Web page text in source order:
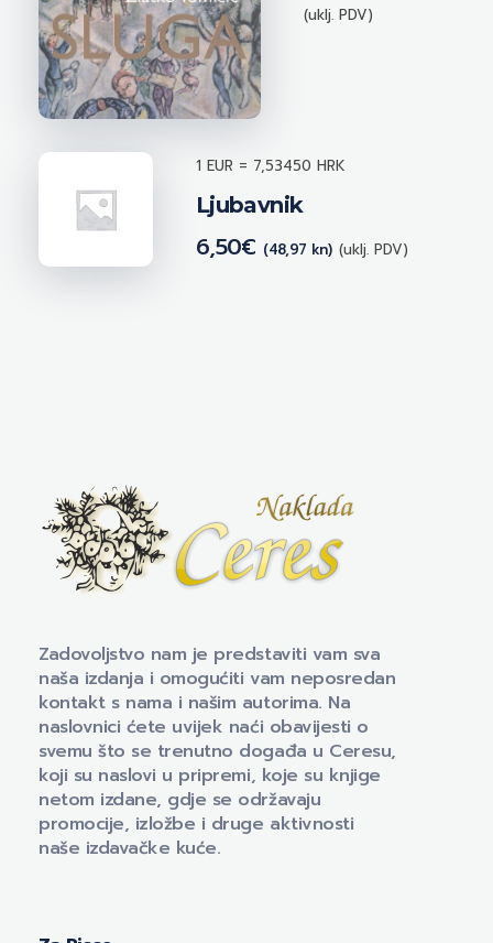
(uklj. PDV)
Ljubavnik
6,50€ (48,97 kn) (uklj. PDV)
1 EUR = 7,53450 HRK
Zadovoljstvo nam je predstaviti vam sva
naša izdanja i omogućiti vam neposredan
kontakt s nama i našim autorima. Na
naslovnici ćete uvijek naći obavijesti o
svemu što se trenutno događa u Ceresu,
koji su naslovi u pripremi, koje su knjige
netom izdane, gdje se održavaju
promocije, izložbe i druge aktivnosti
naše izdavačke kuće.